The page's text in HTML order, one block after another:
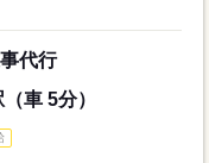
代行
車 5分）